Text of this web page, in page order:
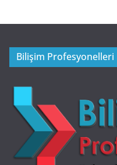
Bilişim Profesyonelleri